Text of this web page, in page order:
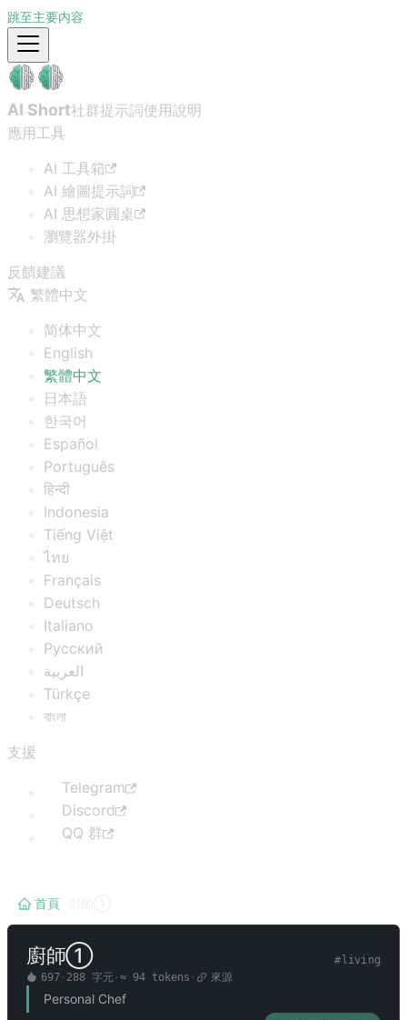
跳至主要内容
AI Short社群提示詞使用說明
應用工具
AI 工具箱
AI 繪圖提示詞
AI 思想家圓桌
瀏覽器外掛
反饋建議
繁體中文
简体中文
English
繁體中文
日本語
한국어
Español
Português
हिन्दी
Indonesia
Tiếng Việt
ไทย
Français
Deutsch
Italiano
Русский
العربية
Türkçe
বাংলা
支援
Telegram
Discord
QQ 群
首頁
廚師① # living
697· 288 字元 · ≈ 94tokens · 來源
Personal Chef